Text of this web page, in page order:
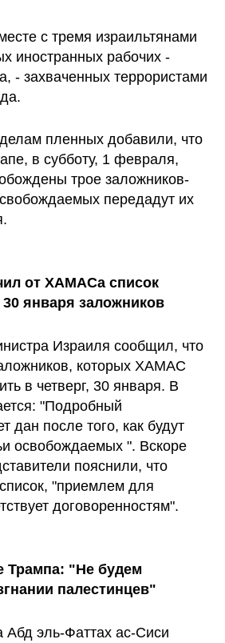
с тремя израильтянами
иностранных рабочих -
- захваченных террористами
пленных добавили, что
в субботу, 1 февраля,
трое заложников-
передадут их
от ХАМАСа список
января заложников
Израиля сообщил, что
которых ХАМАС
в четверг, 30 января. В
"Подробный
дан после того, как будут
освобождаемых ". Вскоре
пояснили, что
"приемлем для
договоренностям".
Трампа: "Не будем
палестинцев"
Абд эль-Фаттах ас-Сиси